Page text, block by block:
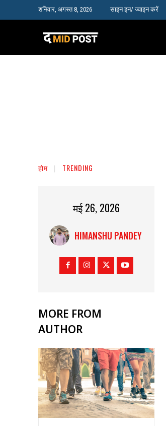
शनिवार, अगस्त 8, 2026 साइन इन/ ज्वाइन करें
होम TRENDING
मई 26, 2026
HIMANSHU PANDEY
MORE FROM
AUTHOR